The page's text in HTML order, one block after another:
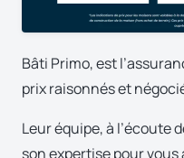
Bâti Primo, est
prix raisonnés et
Leur équipe, à l’écoute
son expertise pour